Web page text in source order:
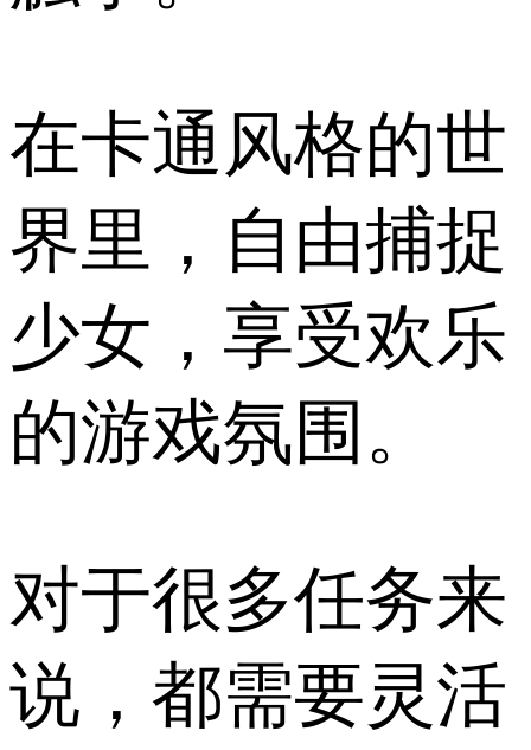
在卡通风格的世
界里，自由捕捉
少女，享受欢乐
的游戏氛围。
对于很多任务来
说，都需要灵活